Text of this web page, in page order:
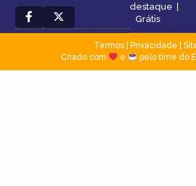
destaque |
Grátis
Termos| Privacidade
Criado com
e pelo time do